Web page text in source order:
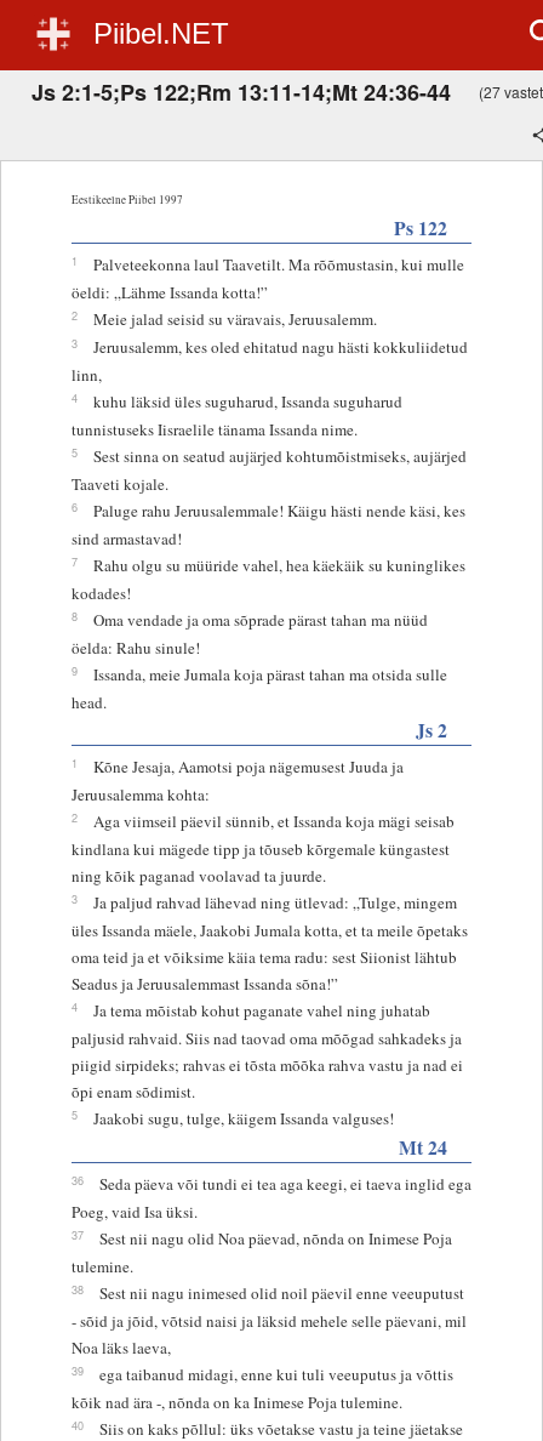
Piibel.NET
Js 2:1-5;Ps 122;Rm 13:11-14;Mt 24:36-44 (27
Eestikeelne Piibel 1997
Ps 122
1
Palveteekonna laul Taavetilt. Ma rõõmustasin, kui mulle
öeldi: „Lähme Issanda kotta!”
2 Meie jalad seisid su väravais, Jeruusalemm.
3
Jeruusalemm, kes oled ehitatud nagu hästi kokkuliidetud
linn,
4
kuhu läksid üles suguharud, Issanda suguharud
tunnistuseks Iisraelile tänama Issanda nime.
5
Sest sinna on seatud aujärjed kohtumõistmiseks, aujärjed
Taaveti kojale.
6
Paluge rahu Jeruusalemmale! Käigu hästi nende käsi, kes
sind armastavad!
7
Rahu olgu su müüride vahel, hea käekäik su kuninglikes
kodades!
8
Oma vendade ja oma sõprade pärast tahan ma nüüd
öelda: Rahu sinule!
9
Issanda, meie Jumala koja pärast tahan ma otsida sulle
head.
Js 2
1
Kõne Jesaja, Aamotsi poja nägemusest Juuda ja
Jeruusalemma kohta:
2
Aga viimseil päevil sünnib, et Issanda koja mägi seisab
kindlana kui mägede tipp ja tõuseb kõrgemale küngastest
ning kõik paganad voolavad ta juurde.
3
Ja paljud rahvad lähevad ning ütlevad: „Tulge, mingem
üles Issanda mäele, Jaakobi Jumala kotta, et ta meile õpetaks
oma teid ja et võiksime käia tema radu: sest Siionist lähtub
Seadus ja Jeruusalemmast Issanda sõna!”
4
Ja tema mõistab kohut paganate vahel ning juhatab
paljusid rahvaid. Siis nad taovad oma mõõgad sahkadeks ja
piigid sirpideks; rahvas ei tõsta mõõka rahva vastu ja nad ei
õpi enam sõdimist.
5 Jaakobi sugu, tulge, käigem Issanda valguses!
Mt 24
36
Seda päeva või tundi ei tea aga keegi, ei taeva inglid ega
Poeg, vaid Isa üksi.
37
Sest nii nagu olid Noa päevad, nõnda on Inimese Poja
tulemine.
38
Sest nii nagu inimesed olid noil päevil enne veeuputust
- sõid ja jõid, võtsid naisi ja läksid mehele selle päevani, mil
Noa läks laeva,
39
ega taibanud midagi, enne kui tuli veeuputus ja võttis
kõik nad ära -, nõnda on ka Inimese Poja tulemine.
40
Siis on kaks põllul: üks võetakse vastu ja teine jäetakse